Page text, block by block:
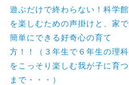
遊ぶだけで終わらない！科学館
を楽しむための声掛けと、家で
簡単にできる好奇心の育て
方！！（３年生で６年生の理科
をこっそり楽しむ我が子に育つ
まで・・・）